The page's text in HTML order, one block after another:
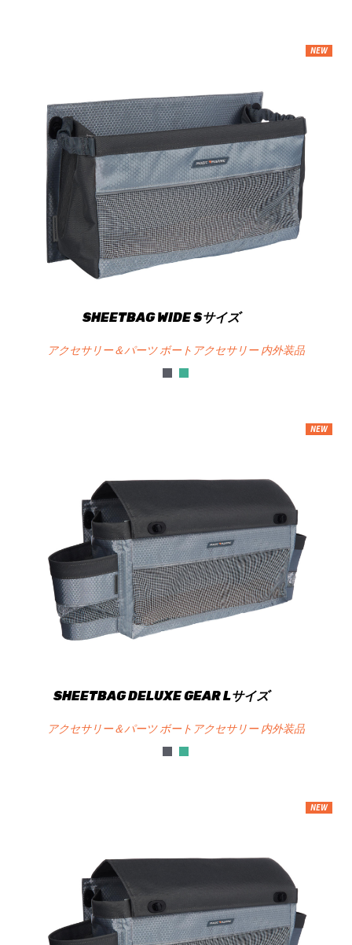
NEW
SHEETBAG WIDE Sサイズ
アクセサリー＆パーツ ボートアクセサリー 内外装品
NEW
SHEETBAG DELUXE GEAR Lサイズ
アクセサリー＆パーツ ボートアクセサリー 内外装品
NEW